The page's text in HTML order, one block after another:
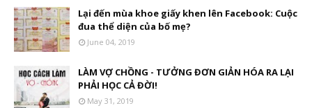
Lại đến mùa khoe giấy khen lên Facebook: Cuộc
đua thể diện của bố mẹ?
June 04, 2019
LÀM VỢ CHỒNG - TƯỞNG ĐƠN GIẢN HÓA RA LẠI
PHẢI HỌC CẢ ĐỜI!
May 31, 2019